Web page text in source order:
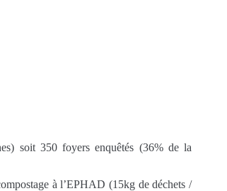
soit 350 foyers enquêtés (36% de la
à l’EPHAD (15kg de déchets /